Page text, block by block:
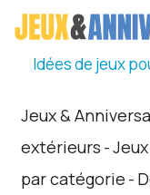
Idées de jeux
Jeux &
extérieurs -
par catégorie -